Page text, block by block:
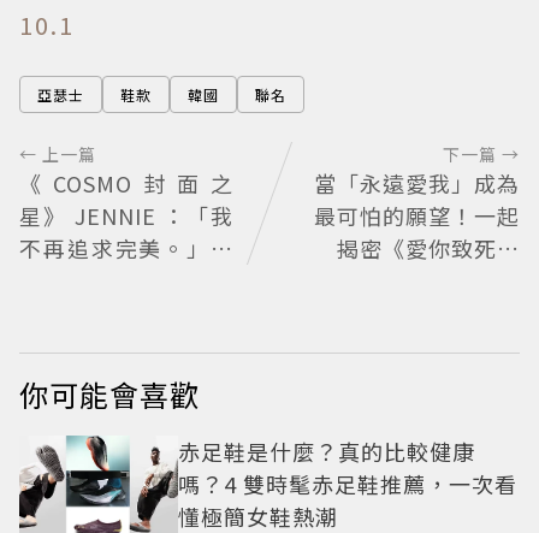
10.1
亞瑟士 鞋款 韓國 聯名
← 上一篇
《COSMO封面之
星》 JENNIE ：「我
不再追求完美。」第
下一篇 →
當「永遠愛我」成為
最可怕的願望！一起
揭密《愛你致死不
路
你可能會喜歡
赤足鞋是什麼？真的比較健康
嗎？4 雙時髦赤足鞋推薦，一次看
懂極簡女鞋熱潮